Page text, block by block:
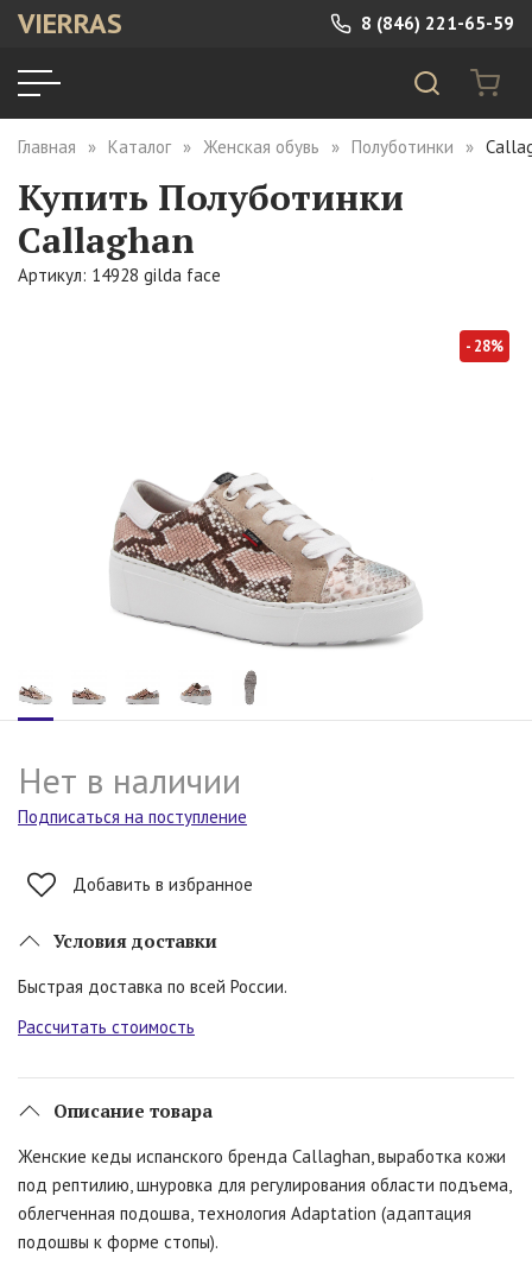
VIERRAS 8 (846) 221-65-59
Главная Каталог Женская обувь Полуботинки
Купить Полуботинки
Callaghan
Артикул: 14928 gilda face
- 28%
Нет в наличии
Подписаться на поступление
Добавить в избранное
Условия доставки
Быстрая доставка по всей России.
Рассчитать стоимость
Описание товара
Женские кеды испанского бренда Callaghan, выработка кожи
под рептилию, шнуровка для регулирования области подъема,
облегченная подошва, технология Adaptation (адаптация
подошвы к форме стопы).